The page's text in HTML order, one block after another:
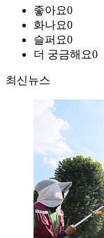
좋아요0
화나요0
슬퍼요0
더 궁금해요0
최신뉴스